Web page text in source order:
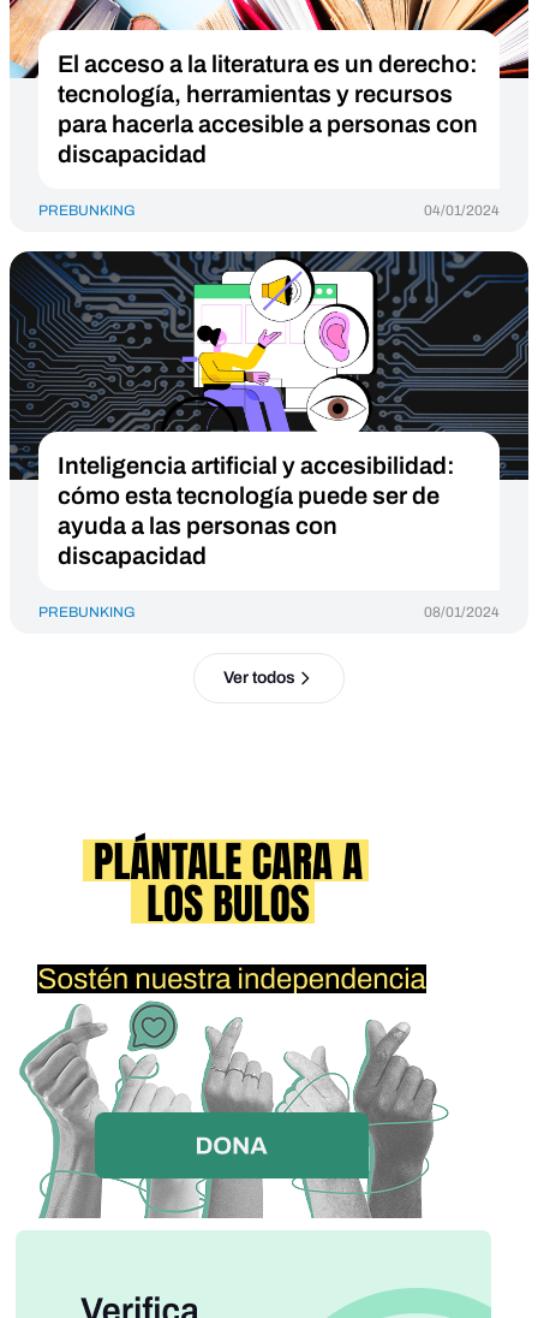
El acceso a la literatura es un derecho:
tecnología, herramientas y recursos
para hacerla accesible a personas con
discapacidad
PREBUNKING 04/01/2024
Inteligencia artificial y accesibilidad:
cómo esta tecnología puede ser de
ayuda a las personas con
discapacidad
PREBUNKING 08/01/2024
Ver todos